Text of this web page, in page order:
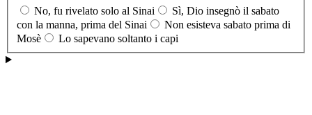
No, fu rivelato solo al Sinai
Sì, Dio insegnò il sabato
con la manna, prima del Sinai
Non esisteva sabato prima di
Mosè
Lo sapevano soltanto i capi